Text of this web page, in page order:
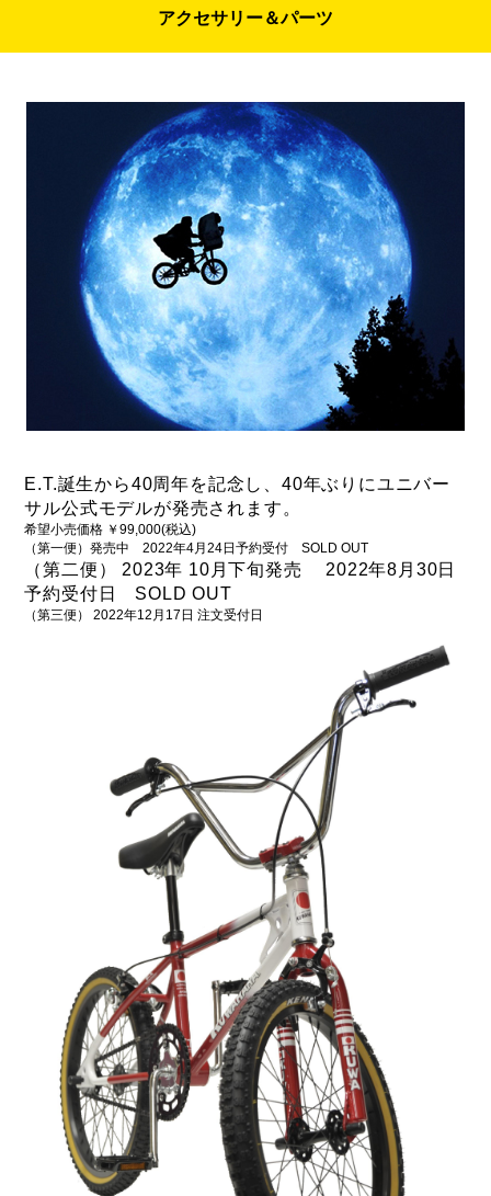
BRUNO(ブルーノ)
DAHON（ダホーン）
FLAMEbike限定車
FUJI（フジ）
GIOS（ジオス）
KUWAHARA（クワハラ）
MASI（マージ）
PASHLEY（パシュレー）
RITEWAY（ライトウェイ）
tern Crest
tern SURGE
tern SURGE PRO
tern SURGE UNO
アクセサリー＆パーツ
BROOKS（ブルックス）
option & parts
カスタム ペイント
マルイのかわいいキャップ
E.T.誕生から40周年を記念し、40年ぶりにユニバー
サル公式モデルが発売されます。
希望小売価格 ￥99,000(税込)
（第一便）発売中 2022年4月24日予約受付 SOLD OUT
（第二便） 2023年 10月下旬発売 2022年8月30日
予約受付日 SOLD OUT
（第三便） 2022年12月17日 注文受付日